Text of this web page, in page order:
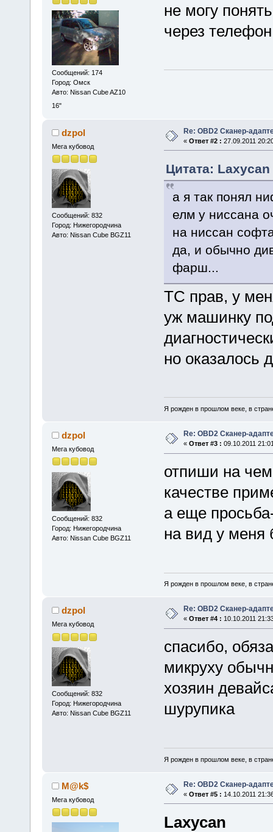
Сообщений: 174
Город: Омск
Авто: Nissan Cube AZ10
16"
не могу
через
dzpol
Мега кубовод
Сообщений: 832
Город: Нижегородчина
Авто: Nissan Cube BGZ11
Re: OBD2 Сканер-
« Ответ #2 : 27.09.2011
Цитата: Laxycan
а я так понял
елм у ниссана
на ниссан
да, и обычно
фарш...
ТС прав, у
уж машинку
но оказалось
Я рожден в прошлом веке, в
dzpol
Мега кубовод
Сообщений: 832
Город: Нижегородчина
Авто: Nissan Cube BGZ11
Re: OBD2 Сканер-
« Ответ #3 : 09.10.2011
отпиши на
качестве
а еще
на вид у меня
Я рожден в прошлом веке, в
dzpol
Мега кубовод
Сообщений: 832
Город: Нижегородчина
Авто: Nissan Cube BGZ11
Re: OBD2 Сканер-
« Ответ #4 : 10.10.2011
спасибо,
микруху
хозяин
шурупика
Я рожден в прошлом веке, в
M@k$
Мега кубовод
Re: OBD2 Сканер-
« Ответ #5 : 14.10.2011
Laxycan